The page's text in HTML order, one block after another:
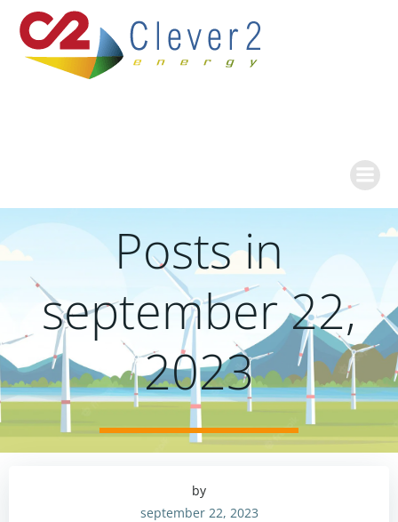
naar
de
inhoud
Posts in
september 22,
2023
by
september 22, 2023